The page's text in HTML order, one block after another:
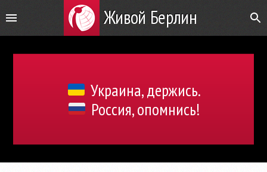
Живой Берлин
Украина, держись.
Россия, опомнись!